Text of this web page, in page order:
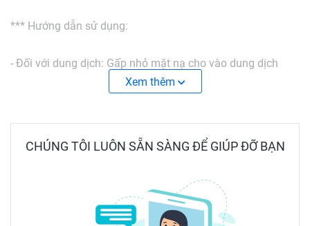
*** Hướng dẫn sử dụng:
- Đối với dung dịch: Gấp nhỏ mặt nạ cho vào dung dịch
dưỡng da dạng lỏng, ấn nhẹ dung dịch thấm đều mặt nạ,
nước ấm.
sét, gel lột mụn, lòng trắng trứng...: Thoa sản phẩm hoặc
dung dịch lên mặt rồi đắp mặt nạ lên, thư giãn trong vòng
Xem thêm
CHÚNG TÔI LUÔN SẴN SÀNG ĐỂ GIÚP ĐỠ BẠN